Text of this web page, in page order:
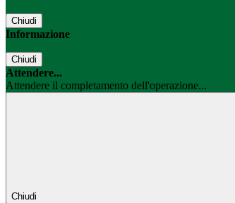
Chiudi
Informazione
Chiudi
Attendere...
Attendere il completamento dell'operazione...
Chiudi